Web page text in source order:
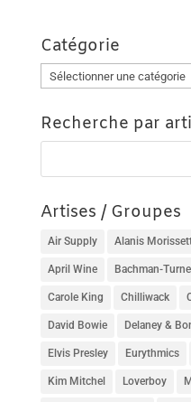
Catégorie
Catégorie
Recherche par
Artises / Groupes
Air Supply Alanis
April Wine Bachman-
Carole King Chilliwack
David Bowie Delaney &
Elvis Presley Eurythmics
Kim Mitchel Loverboy